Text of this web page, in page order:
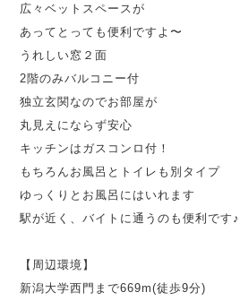
広々ベットスペースが
あってとっても便利ですよ〜
うれしい窓２面
2階のみバルコニー付
独立玄関なのでお部屋が
丸見えにならず安心
キッチンはガスコンロ付！
もちろんお風呂とトイレも別タイプ
ゆっくりとお風呂にはいれます
駅が近く、バイトに通うのも便利です♪
【周辺環境】
新潟大学西門まで669m(徒歩9分)